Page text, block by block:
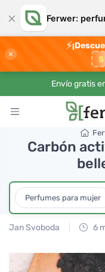
× Ferwer:
×
⚡
Envío gratis
Carbón
Perfumes para mujer
Jan Svoboda 6